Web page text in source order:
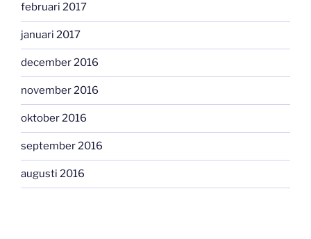
februari 2017
januari 2017
december 2016
november 2016
oktober 2016
september 2016
augusti 2016